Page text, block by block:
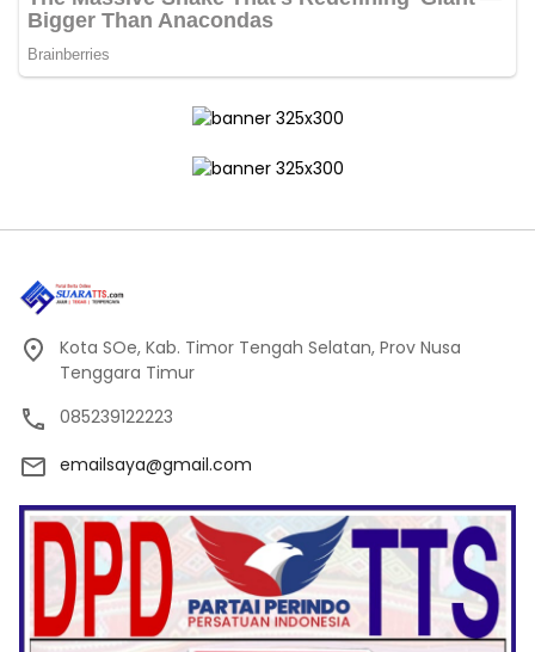
Kota SOe, Kab. Timor Tengah Selatan, Prov Nusa
Tenggara Timur
085239122223
emailsaya@gmail.com